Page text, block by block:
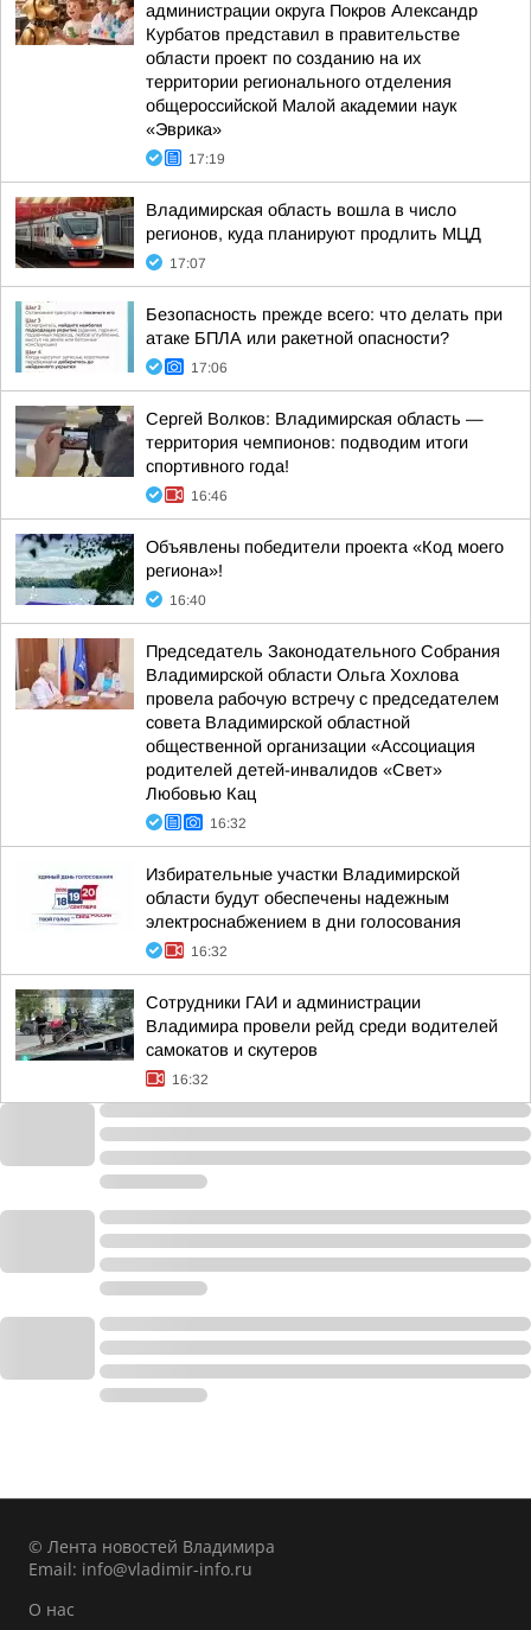
администрации округа Покров Александр
Курбатов представил в правительстве
области проект по созданию на их
территории регионального отделения
общероссийской Малой академии наук
«Эврика»
17:19
Владимирская область вошла в число
регионов, куда планируют продлить МЦД
17:07
Безопасность прежде всего: что делать при
атаке БПЛА или ракетной опасности?
17:06
Сергей Волков: Владимирская область —
территория чемпионов: подводим итоги
спортивного года!
16:46
Объявлены победители проекта «Код моего
региона»!
16:40
Председатель Законодательного Собрания
Владимирской области Ольга Хохлова
провела рабочую встречу с председателем
совета Владимирской областной
общественной организации «Ассоциация
родителей детей-инвалидов «Свет»
Любовью Кац
16:32
Избирательные участки Владимирской
области будут обеспечены надежным
электроснабжением в дни голосования
16:32
Сотрудники ГАИ и администрации
Владимира провели рейд среди водителей
самокатов и скутеров
16:32
© Лента новостей Владимира
Email: info@vladimir-info.ru
О нас